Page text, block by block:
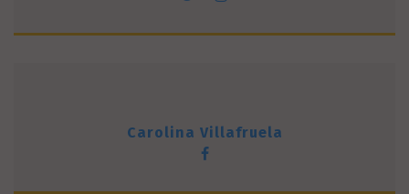
Carolina Villafruela